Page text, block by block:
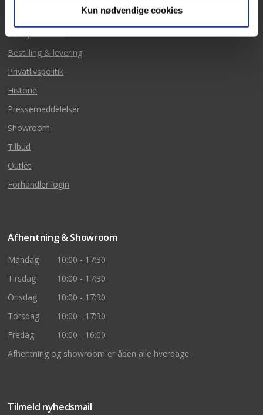
Kun nødvendige cookies
Salgs & leveringsbetingelse
Fortrydelsesret
Bestilling & levering
Privatlivspolitik
Historie
Pressemeddelelser
Showroom
Tilbud
Outlet
Forhandler login
Afhentning & Showroom
Mandag
10:00 - 17:30
Tirsdag
10:00 - 17:30
Onsdag
10:00 - 17:30
Torsdag
10:00 - 17:30
Fredag
10:00 - 16:00
Afhentning og showroom er åben alle hverdage
Tilmeld nyhedsmail